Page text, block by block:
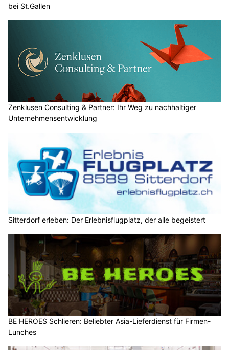
bei St.Gallen
Zenklusen Consulting & Partner: Ihr Weg zu nachhaltiger
Unternehmensentwicklung
Sitterdorf erleben: Der Erlebnisflugplatz, der alle begeistert
BE HEROES Schlieren: Beliebter Asia-Lieferdienst für Firmen-
Lunches